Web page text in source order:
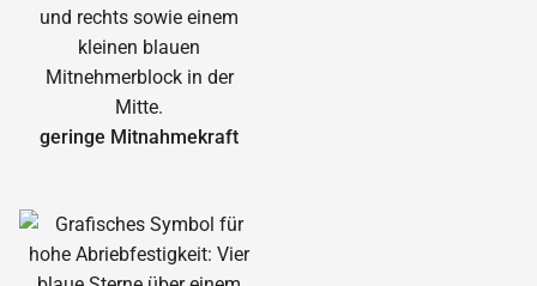
geringe Mitnahmekraft